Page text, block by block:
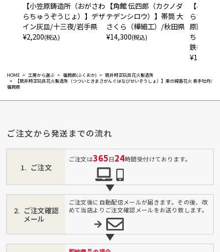
HOME 工房から選ぶ 福岡県(ふくおか)
筒井時正玩具花火製造所
【筒井時正玩具花火製造所（つついときまさがんぐはなびせいぞうしょ）】東の線香花火 長手牡丹/
福岡県
【小笠原鋳造所（おがさわ
らちゅうぞうじょ）】デザ
イン灰皿/十三夜/岩手県
¥2,200(税込)
【角館 伝四郎（カクノダ
テデンシロウ）】帯筒 大
さくら（樺細工）/秋田県
¥14,300(税込)
【小笠
らちゅう
原陸兆作
ちょう）
鉄器）/
¥18,700
ご注文から発送までの流れ
ご注文
ご注文は365日24時間受付けております。
ご注文確認
メール
ご注文後に自動配信メールが届きます。その後、改
めて当店よりご注文確認メールをお送り致します。